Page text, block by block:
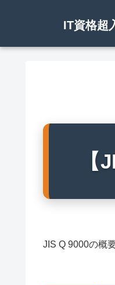
IT資格超
JIS Q 9000の概